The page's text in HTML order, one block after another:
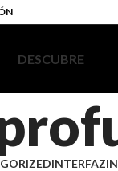
DESCUBRE
INTERFAZ